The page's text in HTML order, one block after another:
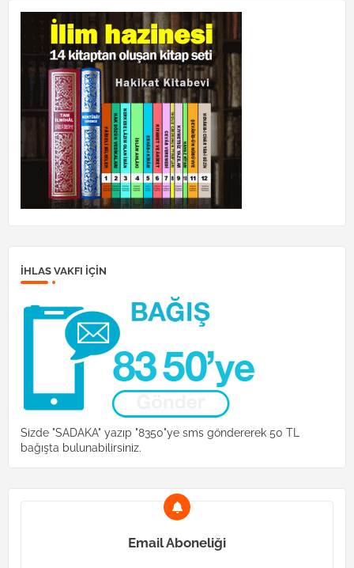
İHLAS VAKFI IÇIN
Sizde "SADAKA" yazıp "8350"ye sms göndererek 50 TL
bağışta bulunabilirsiniz.
Email Aboneliği